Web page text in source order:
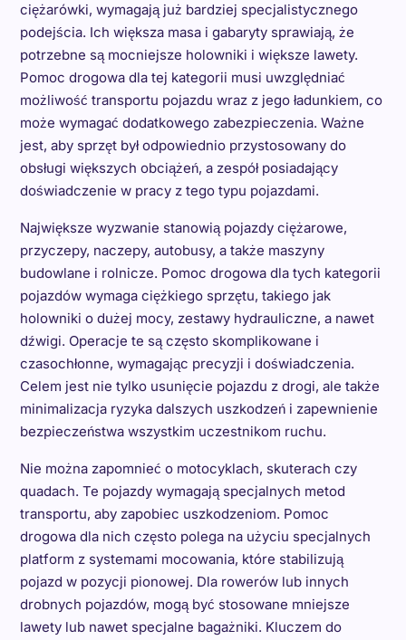
ciężarówki, wymagają już bardziej specjalistycznego
podejścia. Ich większa masa i gabaryty sprawiają, że
potrzebne są mocniejsze holowniki i większe lawety.
Pomoc drogowa dla tej kategorii musi uwzględniać
możliwość transportu pojazdu wraz z jego ładunkiem, co
może wymagać dodatkowego zabezpieczenia. Ważne
jest, aby sprzęt był odpowiednio przystosowany do
obsługi większych obciążeń, a zespół posiadający
doświadczenie w pracy z tego typu pojazdami.
Największe wyzwanie stanowią pojazdy ciężarowe,
przyczepy, naczepy, autobusy, a także maszyny
budowlane i rolnicze. Pomoc drogowa dla tych kategorii
pojazdów wymaga ciężkiego sprzętu, takiego jak
holowniki o dużej mocy, zestawy hydrauliczne, a nawet
dźwigi. Operacje te są często skomplikowane i
czasochłonne, wymagając precyzji i doświadczenia.
Celem jest nie tylko usunięcie pojazdu z drogi, ale także
minimalizacja ryzyka dalszych uszkodzeń i zapewnienie
bezpieczeństwa wszystkim uczestnikom ruchu.
Nie można zapomnieć o motocyklach, skuterach czy
quadach. Te pojazdy wymagają specjalnych metod
transportu, aby zapobiec uszkodzeniom. Pomoc
drogowa dla nich często polega na użyciu specjalnych
platform z systemami mocowania, które stabilizują
pojazd w pozycji pionowej. Dla rowerów lub innych
drobnych pojazdów, mogą być stosowane mniejsze
lawety lub nawet specjalne bagażniki. Kluczem do